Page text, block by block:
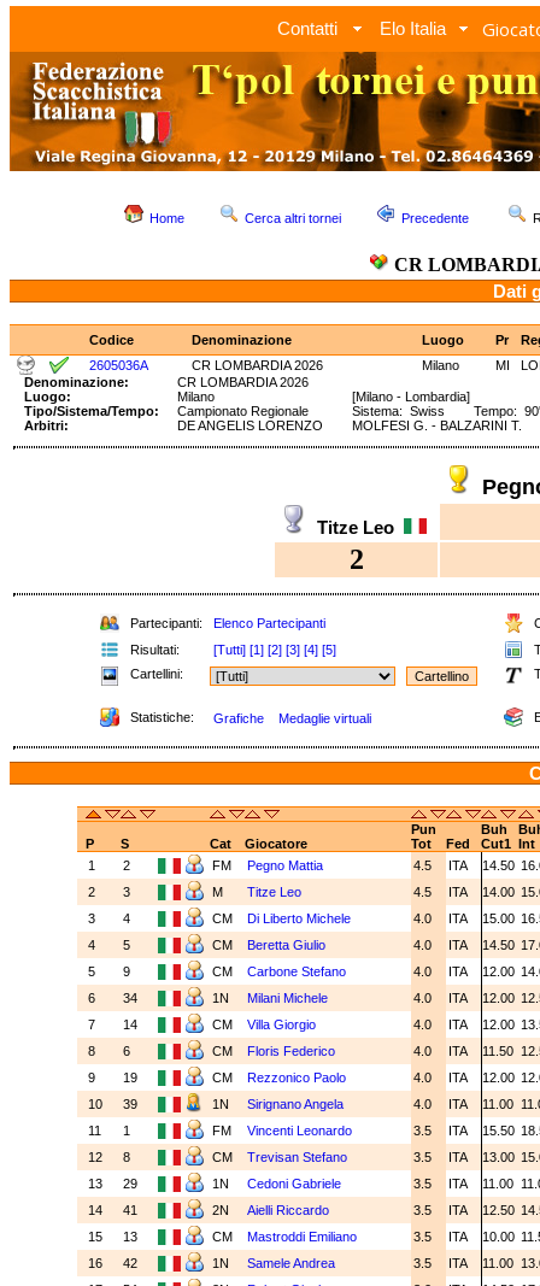
Contatti Elo Italia
Home Cerca altri tornei Precedente
CR
Dati
Codice Denominazione Luogo Pr
2605036A
CR LOMBARDIA 2026 Milano MI
Denominazione:
CR LOMBARDIA 2026
Luogo:
Milano
[Milano - Lombardia]
Tipo/Sistema/Tempo:
Campionato Regionale
Sistema: Swiss Tempo: 90'
Arbitri:
DE ANGELIS LORENZO MOLFESI G. - BALZARINI T.
Titze Leo
2
Partecipanti: Elenco Partecipanti
Risultati:
[Tutti] [1] [2] [3] [4] [5]
Cartellini:
Statistiche: Grafiche Medaglie virtuali
Pun Buh
P
S Cat Giocatore Tot Fed Cut1 Int
1
2 FM Pegno Mattia 4.5 ITA 14.50
2
3 M Titze Leo 4.5 ITA 14.00
3
4 CM Di Liberto Michele 4.0 ITA 15.00
4
5 CM Beretta Giulio 4.0 ITA 14.50
5
9 CM Carbone Stefano 4.0 ITA 12.00
6
34 1N Milani Michele 4.0 ITA 12.00
7
14 CM Villa Giorgio 4.0 ITA 12.00
8
6 CM Floris Federico 4.0 ITA 11.50
9
19 CM Rezzonico Paolo 4.0 ITA 12.00
10
39 1N Sirignano Angela 4.0 ITA 11.00
11
1 FM Vincenti Leonardo 3.5 ITA 15.50
12
8 CM Trevisan Stefano 3.5 ITA 13.00
13
29 1N Cedoni Gabriele 3.5 ITA 11.00
14
41 2N Aielli Riccardo 3.5 ITA 12.50
15
13 CM Mastroddi Emiliano 3.5 ITA 10.00
16
42 1N Samele Andrea 3.5 ITA 11.00